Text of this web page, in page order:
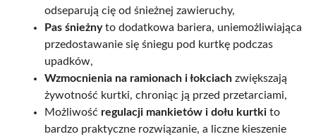
odseparują cię od śnieżnej zawieruchy,
Pas śnieżnyto dodatkowa bariera, uniemożliwiająca
przedostawanie się śniegu pod kurtkę podczas
upadków,
Wzmocnienia na ramionach i łokciach zwiększają
żywotność kurtki, chroniąc ją przed przetarciami,
Możliwość regulacji mankietów i dołu kurtki to
bardzo praktyczne rozwiązanie, a liczne kieszenie